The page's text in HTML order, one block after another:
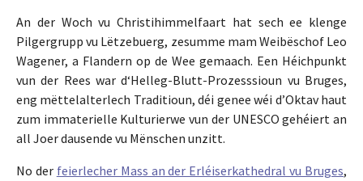
An der Woch vu Christihimmelfaart hat sech ee klenge
Pilgergrupp vu Lëtzebuerg, zesumme mam Weibëschof Leo
Wagener, a Flandern op de Wee gemaach. Een Héichpunkt
vun der Rees war d‘Helleg-Blutt-Prozesssioun vu Bruges,
eng mëttelalterlech Traditioun, déi genee wéi d’Oktav haut
zum immaterielle Kulturierwe vun der UNESCO gehéiert an
all Joer dausende vu Mënschen unzitt.
No der feierlecher Mass an der Erléiserkathedral vu Bruges,